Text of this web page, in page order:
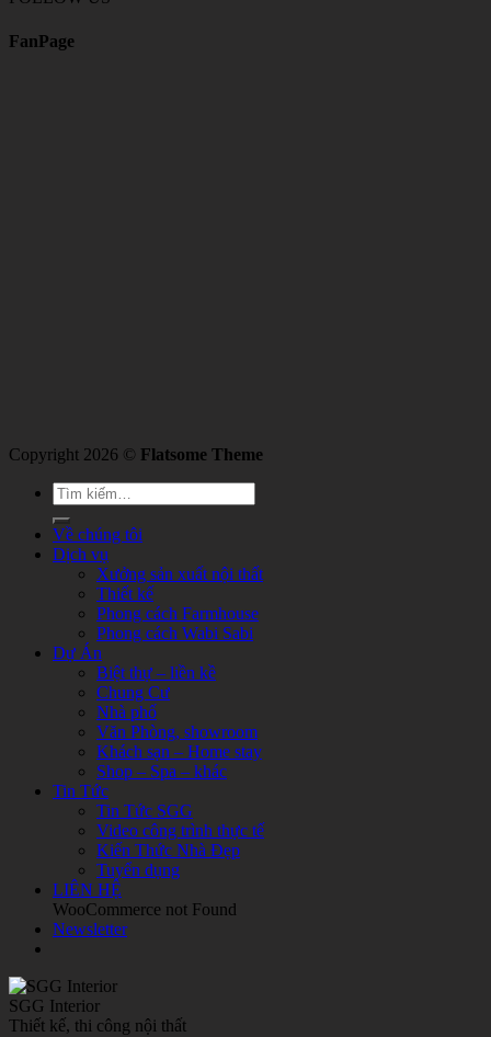
FanPage
Copyright 2026 © Flatsome Theme
Về chúng tôi
Dịch vụ
Xưởng sản xuất nội thất
Thiết kế
Phong cách Farmhouse
Phong cách Wabi Sabi
Dự Án
Biệt thự – liền kề
Chung Cư
Nhà phố
Văn Phòng, showroom
Khách sạn – Home stay
Shop – Spa – khác
Tin Tức
Tin Tức SGG
Video công trình thực tế
Kiến Thức Nhà Đẹp
Tuyển dụng
LIÊN HỆ
WooCommerce not Found
Newsletter
SGG Interior
Thiết kế, thi công nội thất